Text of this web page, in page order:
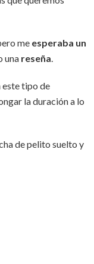
me esperaba un
una reseña.
este tipo de
la duración a lo
de pelito suelto y